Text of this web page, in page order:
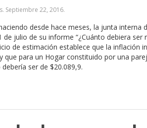
Septiembre 22, 2016.
desde hace meses, la junta interna
de julio de su informe “¿Cuánto debiera
de estimación establece que la inflación
que para un Hogar constituido por una
ser de $20.089,9.